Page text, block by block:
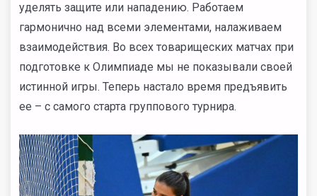
уделять защите или нападению. Работаем
гармонично над всеми элементами, налаживаем
взаимодействия. Во всех товарищеских матчах при
подготовке к Олимпиаде мы не показывали своей
истинной игры. Теперь настало время предъявить
ее – с самого старта группового турнира.